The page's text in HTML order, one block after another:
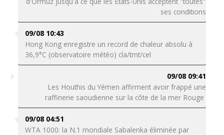
ses conditions
09/08 10:43
Hong Kong enregistre un record de chaleur absolu à
36,9°C (observatoire météo) cla/tmt/cel
09/08 09:41
Les Houthis du Yémen affirment avoir frappé une
raffinerie saoudienne sur la côte de la mer Rouge
09/08 04:51
WTA 1000: la N.1 mondiale Sabalenka éliminée par